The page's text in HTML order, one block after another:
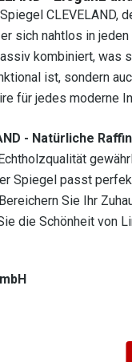
sich nahtlos in
kombiniert, was
ist, sondern
für jedes moderne
- Natürliche
Spiegel passt
Sie Ihr
die Schönheit von